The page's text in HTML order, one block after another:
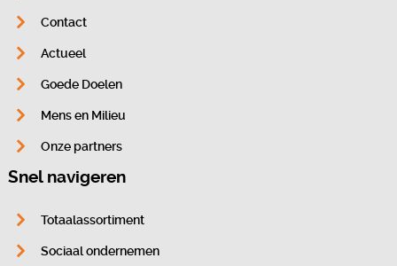
Contact
Actueel
Goede Doelen
Mens en Milieu
Onze partners
Snel navigeren
Totaalassortiment
Sociaal ondernemen